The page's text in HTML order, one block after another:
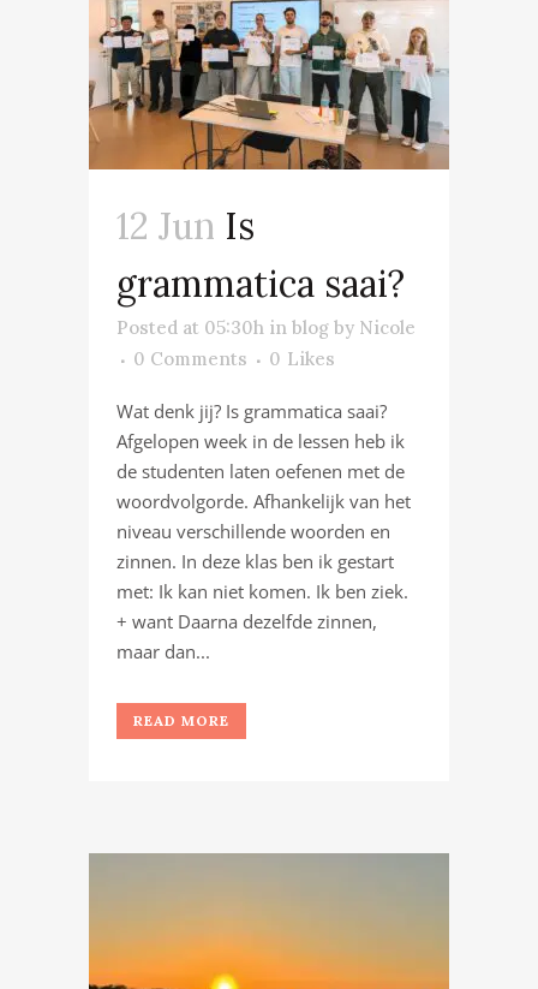
12 Jun Is
grammatica saai?
Posted at 05:30h in blog by Nicole
0 Comments
0 Likes
Wat denk jij? Is grammatica saai?
Afgelopen week in de lessen heb ik
de studenten laten oefenen met de
woordvolgorde. Afhankelijk van het
niveau verschillende woorden en
zinnen. In deze klas ben ik gestart
met: Ik kan niet komen. Ik ben ziek.
+ want Daarna dezelfde zinnen,
maar dan...
READ MORE